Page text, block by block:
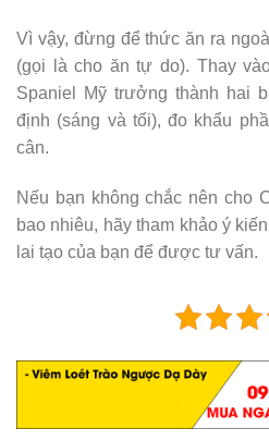
Vì vậy, đừng để thức ăn ra
(gọi là cho ăn tự do). Thay
Spaniel Mỹ trưởng thành hai
định (sáng và tối), đo khẩu
cân.
Nếu bạn không chắc nên cho
bao nhiêu, hãy tham khảo ý
lai tạo của bạn để được tư vấn.